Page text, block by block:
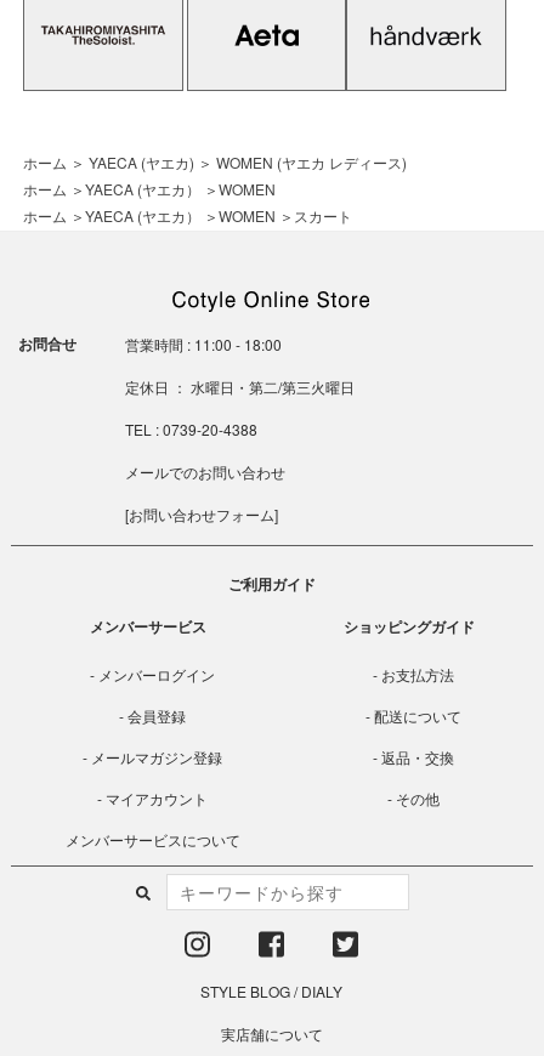
ホーム ＞ YAECA (ヤエカ) ＞ WOMEN (ヤエカ レディース)
ホーム ＞YAECA (ヤエカ） ＞WOMEN
ホーム ＞YAECA (ヤエカ） ＞WOMEN ＞ スカート
お問合せ 営業時間 : 11:00 - 18:00
定休日 ： 水曜日・第二/第三火曜日
TEL : 0739-20-4388
メールでのお問い合わせ
[お問い合わせフォーム]
ご利用ガイド
メンバーサービス
メンバーログイン
会員登録
メールマガジン登録
マイアカウント
メンバーサービスについて
ショッピングガイド
お支払方法
配送について
返品・交換
その他
STYLE BLOG/DIALY
実店舗について